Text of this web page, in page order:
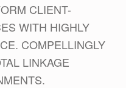
CLIENT-
WITH HIGHLY
COMPELLINGLY
LINKAGE